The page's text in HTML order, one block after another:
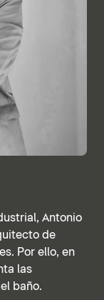
Antonio
de
Por ello, en
las
baño.